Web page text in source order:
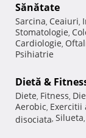
Sănătate
Sarcina, Ceaiuri,
Stomatologie,
Cardiologie,
Psihiatrie
Dietă &
Diete, Fitness,
Aerobic, Exercitii
disociata, Silueta,